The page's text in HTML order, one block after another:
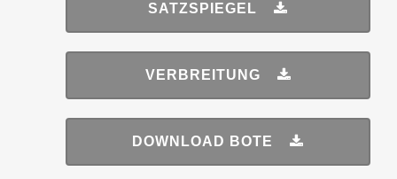
SATZSPIEGEL
VERBREITUNG
DOWNLOAD BOTE